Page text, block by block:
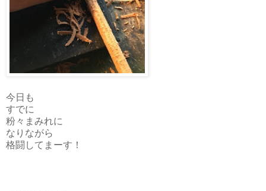
今日も
すでに
粉々まみれに
なりながら
格闘してまーす！